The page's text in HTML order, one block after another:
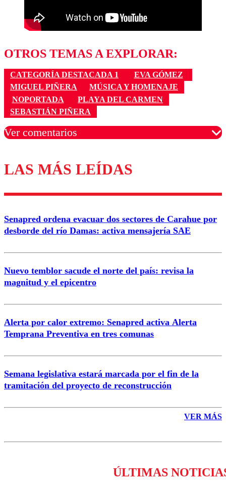
OTROS TEMAS A EXPLORAR:
CATEGORÍA DESTACADA 1
EVA GÓMEZ
MIGUEL PIÑERA
MÚSICA Y HOMENAJE
NOPORTADA
PLAYA DEL CARMEN
SEBASTIÁN PIÑERA
Ver comentarios
Los comentarios son moderados para garantizar un
diálogo respetuoso.
Correo
LAS MÁS LEÍDAS
Senapred ordena evacuar dos sectores de Carahue por
desborde del río Damas: activa mensajería SAE
Nuevo temblor sacude el norte del país: revisa la
magnitud y el epicentro
Alerta por calor extremo: Senapred activa Alerta
Temprana Preventiva en tres comunas
Semana legislativa estará marcada por el fin de la
tramitación del proyecto de reconstrucción
VER MÁS
ÚLTIMAS